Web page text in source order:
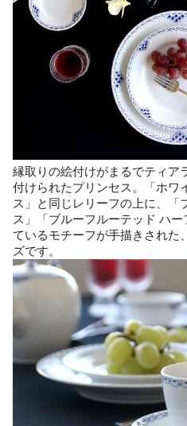
縁取りの絵付けがまるでティア
付けられたプリンセス。「ホワ
ス」と同じレリーフの上に、「
ス」「ブルーフルーテッド ハ
ているモチーフが手描きされた
ズです。